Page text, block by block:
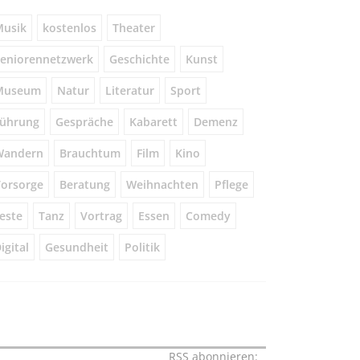
kostenlos Theater
Geschichte Kunst
Natur Literatur Sport
Gespräche Kabarett Demenz
Brauchtum Film Kino
Beratung Weihnachten Pflege
Tanz Vortrag Essen Comedy
Gesundheit Politik
RSS abonnieren: